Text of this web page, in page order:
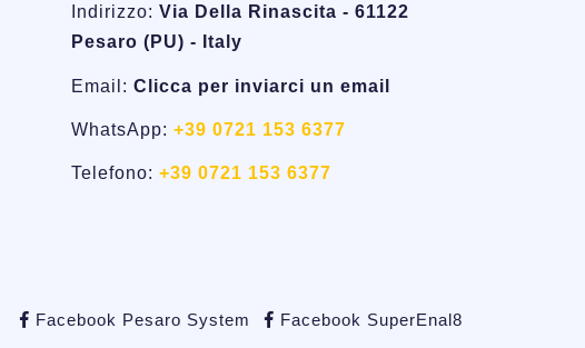
Indirizzo: Via Della Rinascita - 61122
Pesaro (PU) - Italy
Email: Clicca per inviarci un email
WhatsApp: +39 0721 153 6377
Telefono: +39 0721 153 6377
Facebook Pesaro System Facebook SuperEnal8